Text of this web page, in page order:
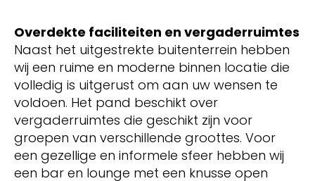
Overdekte faciliteiten en vergaderruimtes
Naast het uitgestrekte buitenterrein hebben
wij een ruime en moderne binnen locatie die
volledig is uitgerust om aan uw wensen te
voldoen. Het pand beschikt over
vergaderruimtes die geschikt zijn voor
groepen van verschillende groottes. Voor
een gezellige en informele sfeer hebben wij
een bar en lounge met een knusse open